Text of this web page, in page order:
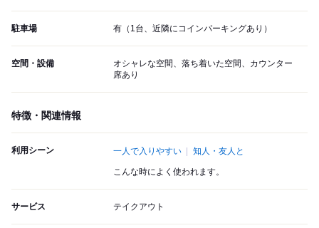
駐車場 有（1台、近隣にコインパーキングあり）
空間・設備
オシャレな空間、落ち着いた空間、カウンター
席あり
特徴・関連情報
利用シーン 一人で入りやすい 知人・友人と
こんな時によく使われます。
サービス テイクアウト